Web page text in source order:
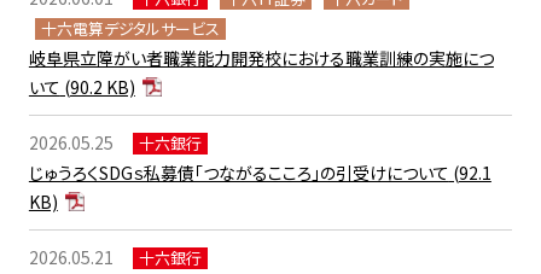
十六電算デジタルサービス
岐阜県立障がい者職業能力開発校における職業訓練の実施につ
いて (90.2 KB)
2026.05.25 十六銀行
じゅうろくSDGｓ私募債「つながるこころ」の引受けについて (92.1
KB)
2026.05.21 十六銀行